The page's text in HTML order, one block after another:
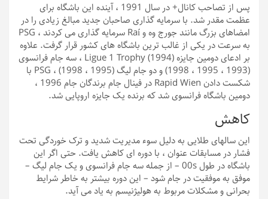
پس از تصاحب کانال+ در سال 1991 ، آینده این باشگاه برای
عظمت مقدر شد. با سرمایه گذاری صاحبان جدید مبالغ زیادی را در
امضاهای بزرگ مانند جورج وه و Raí سرمایه گذاری می کردند ، PSG
به سرعت در یکی از غالب ترین باشگاه های کشور قرار گرفت. علاوه
بر ادعای دومین جایزه Ligue 1 Trophy (1994) ، سه جام فرانسوی
(1993 ، 1995 ، 1998) و دو جام لیگ (1995 ، 1998) ، PSG با
شکست دادن Rapid Wien در فینال جام برندگان جام 1996 ،
دومین باشگاه فرانسوی شد که برنده یک جایزه اروپایی شد.
کاهش
این سالهای طلایی به دلیل سوء مدیریت شدید و ترک خوردگی تحت
فشار در مسابقات عنوان ، با دوره ای کاهش یافت. حتی اگر این
باشگاه در طول 00s – از جمله سه جام فرانسوی و یک جام لیگ –
موفق به موفقیت در جام شود – این دوره بیشتر به خاطر شرایط
بحرانی و مشکلات مربوط به هولیژنیسم به یاد می آید.